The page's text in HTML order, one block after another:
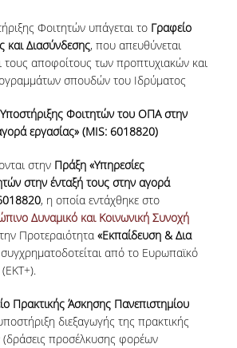
ΓΡΑΦΕΙΑ
ΓΡΑΦΕΙΟ ΠΡΑΚΤΙΚΗΣ
ΓΡΑΦΕΙΟ ΥΠΟΣΤΗΡΙΞΗΣ
ΤΡΙΩΝ ΚΑΙ ΚΙΝΗΤΙΚΟΤΗΤΑΣ
ΝΕΑ - ΑΝΑΚΟΙΝΩΣΕΙΣ
ΠΡΑΚΤΙΚΗ ΑΣΚΗΣΗ
ΔΙΕΘΝΗΣ ΚΙΝΗΤΙΚΟΤΗΤΑ
ΚΛΑΣΙΚΗ ΚΙΝΗΤΙΚΟΤΗΤΑ
Φοιτητών υπάγεται το Γραφείο
και Διασύνδεσης, που απευθύνεται
τους αποφοίτους των προπτυχιακών και
σπουδών του Ιδρύματος
Φοιτητών του ΟΠΑ στην
εργασίας» (MIS: 6018820)
στην Πράξη «Υπηρεσίες
στην ένταξή τους στην αγορά
, η οποία εντάχθηκε στο
Δυναμικό και Κοινωνική Συνοχή
Προτεραιότητα «Εκπαίδευση & Δια
συγχρηματοδοτείται από το Ευρωπαϊκό
(ΕΚΤ+).
Πρακτικής Άσκησης Πανεπιστημίου
διεξαγωγής της πρακτικής
προσέλκυσης φορέων